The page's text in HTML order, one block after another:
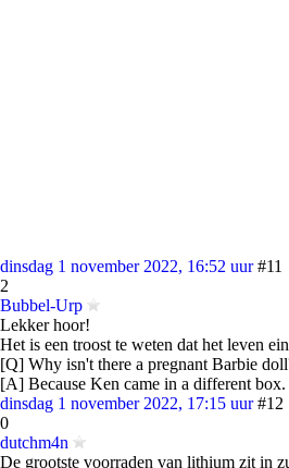
dinsdag 1 november 2022, 16:52 uur #11
2
Bubbel-Urp
Lekker hoor!
Het is een troost te weten dat het leven
[Q] Why isn't there a pregnant Barbie
[A] Because Ken came in a different box.
dinsdag 1 november 2022, 17:15 uur #12
0
dutchm4n
De grootste voorraden van lithium zit in